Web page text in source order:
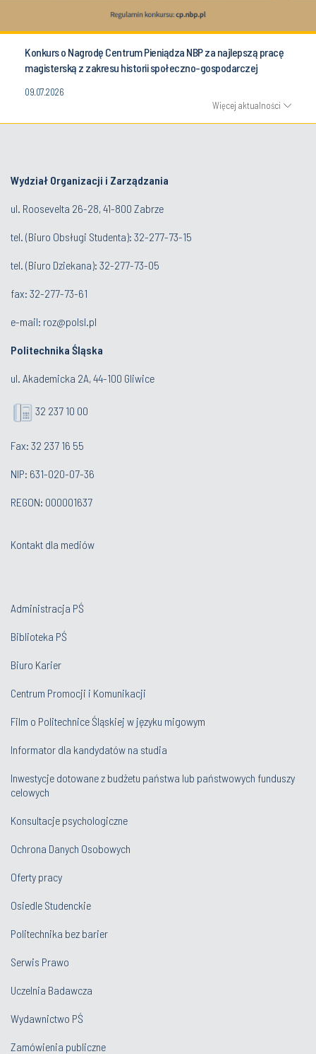
Konkurs o Nagrodę Centrum Pieniądza NBP za najlepszą pracę
magisterską z zakresu historii społeczno-gospodarczej
09.07.2026
Więcej aktualności
Wydział Organizacji i Zarządzania
ul. Roosevelta 26-28, 41-800 Zabrze
tel. (Biuro Obsługi Studenta): 32-277-73-15
tel. (Biuro Dziekana): 32-277-73-05
fax: 32-277-73-61
e-mail: roz@polsl.pl
Politechnika Śląska
ul. Akademicka 2A, 44-100 Gliwice
32 237 10 00
Fax: 32 237 16 55
NIP: 631-020-07-36
REGON: 000001637
Kontakt dla mediów
Administracja PŚ
Biblioteka PŚ
Biuro Karier
Centrum Promocji i Komunikacji
Film o Politechnice Śląskiej w języku migowym
Informator dla kandydatów na studia
Inwestycje dotowane z budżetu państwa lub państwowych funduszy
celowych
Konsultacje psychologiczne
Ochrona Danych Osobowych
Oferty pracy
Osiedle Studenckie
Politechnika bez barier
Serwis Prawo
Uczelnia Badawcza
Wydawnictwo PŚ
Zamówienia publiczne